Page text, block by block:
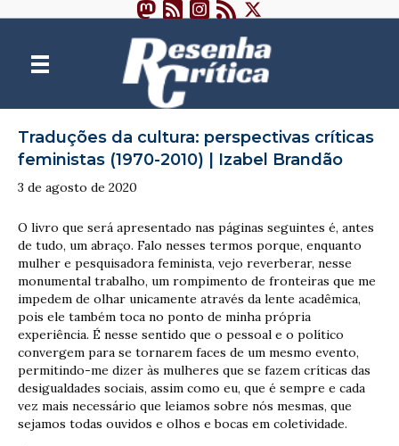
Traduções da cultura: perspectivas críticas
feministas (1970-2010) | Izabel Brandão
3 de agosto de 2020
O livro que será apresentado nas páginas seguintes é, antes
de tudo, um abraço. Falo nesses termos porque, enquanto
mulher e pesquisadora feminista, vejo reverberar, nesse
monumental trabalho, um rompimento de fronteiras que me
impedem de olhar unicamente através da lente acadêmica,
pois ele também toca no ponto de minha própria
experiência. É nesse sentido que o pessoal e o político
convergem para se tornarem faces de um mesmo evento,
permitindo-me dizer às mulheres que se fazem críticas das
desigualdades sociais, assim como eu, que é sempre e cada
vez mais necessário que leiamos sobre nós mesmas, que
sejamos todas ouvidos e olhos e bocas em coletividade.